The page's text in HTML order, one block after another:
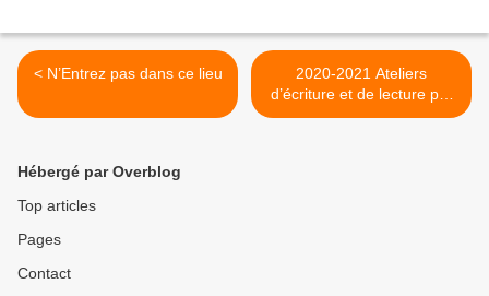
< N’Entrez pas dans ce lieu
2020-2021 Ateliers
d’écriture et de lecture par
Daniel Simon et Traverse
Hébergé par Overblog
Top articles
Pages
Contact